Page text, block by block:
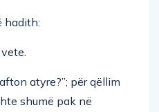
hadith:
atyre?”; për qëllim
shumë pak në